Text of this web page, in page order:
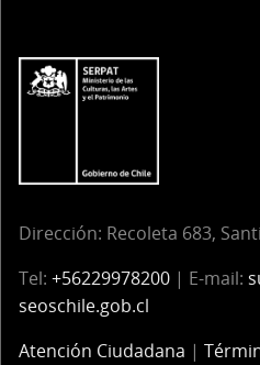
Dirección: Recoleta 683,
Tel: +56229978200 | E-mail:
seoschile.gob.cl
Atención Ciudadana |